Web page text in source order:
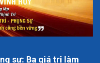
sự: Ba giá trị làm